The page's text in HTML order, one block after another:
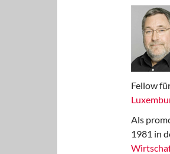
Fellow
Als
1981 in